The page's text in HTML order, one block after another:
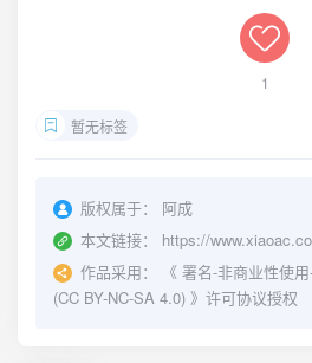
1
暂无标签
版权属于：
阿成
本文链接：
https://
作品采用：
《 署名-非商业性使
(CC BY-NC-SA 4.0) 》许可协议授权